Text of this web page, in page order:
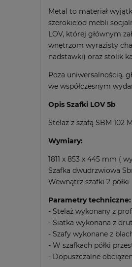
Metal to materiał
szerokie;od mebli
LOV, której głównym
wnętrzom wyrazisty
nadstawki) oraz stolik
Poza uniwersalnością,
we współczesnym
Opis Szafki LOV 5b
Stelaż z szafą SBM 102
Wymiary:
1811 x 853 x 445 mm (
Szafka dwudrzwiowa
Wewnątrz szafki 2 półki
Parametry techniczne:
- Stelaż wykonany z
- Siatka wykonana z
- Szafy wykonane z
- W szafkach półki
- Dopuszczalne